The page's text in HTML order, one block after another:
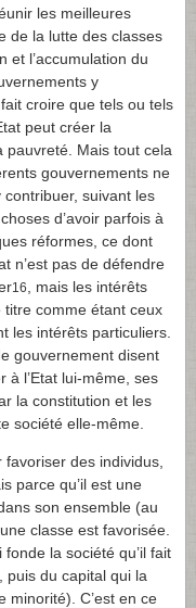
les meilleures
de la lutte des classes
et l’accumulation du
y
croire que tels ou tels
peut créer la
pauvreté. Mais tout cela
gouvernements ne
suivant les
d’avoir parfois à
réformes, ce dont
n’est pas de défendre
16
, mais les intérêts
comme étant ceux
les intérêts particuliers.
gouvernement disent
à l’Etat lui-même, ses
la constitution et les
société elle-même.
favoriser des individus,
parce qu’il est une
son ensemble (au
classe est favorisée.
fonde la société qu’il fait
puis du capital qui la
minorité). C’est en ce